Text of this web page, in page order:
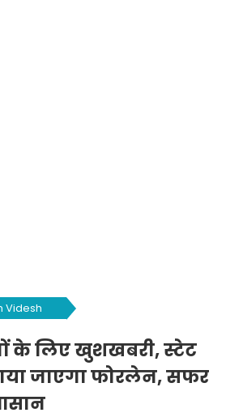
Videsh
के लिए खुशखबरी, स्टेट
जाएगा फोरलेन, सफर